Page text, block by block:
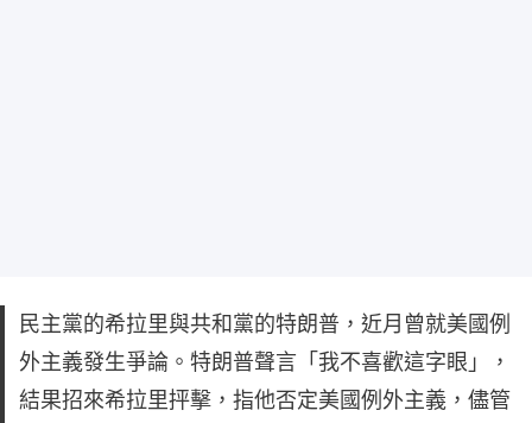
民主黨的希拉里與共和黨的特朗普，近月曾就美國例
外主義發生爭論。特朗普聲言「我不喜歡這字眼」，
結果招來希拉里抨擊，指他否定美國例外主義，儘管